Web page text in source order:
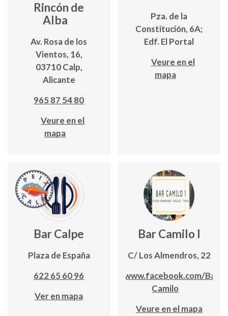
Rincón de
Alba
Av. Rosa de los
Vientos, 16,
03710 Calp,
Alicante
965 87 54 80
Veure en el
mapa
Pza. de la
Constitución, 6A;
Edf. El Portal
Veure en el
mapa
Bar Calpe
Plaza de España
622 65 60 96
Ver en mapa
Bar Camilo I
C/ Los Almendros, 22
www.facebook.com/Bar-
Camilo
Veure en el mapa